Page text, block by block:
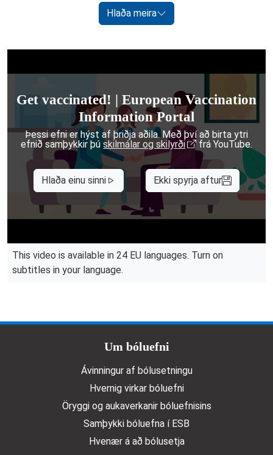
Hlaða meira
Get vaccinated! | European Vaccination
Information Portal
Þessi efni er hýst af þriðja aðila. Með því að birta ytri
efnið samþykkir þúskilmálar og skilyrði frá YouTube.
Hlaða einu sinni Ekki spyrja aftur
This video is available in 24 EU languages. Turn on
subtitles in your language.
Doormat menuUm bóluefni
Ávinningur af bólusetningu
Hvernig virkar bóluefni
Öryggi og aukaverkanir bóluefnisins
Samþykki bóluefna í ESB
Hvenær á að bólusetja